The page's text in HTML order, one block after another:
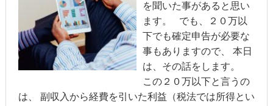
を聞いた事があると思い
ます。 でも、２０万以
下でも確定申告が必要な
事もありますので、 本日
は、その話をします。
この２０万以下と言うの
は、 副収入から経費を引いた利益（税法では所得とい